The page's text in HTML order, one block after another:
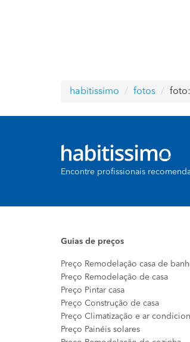
habitissimo fotos
Encontre profissionais
Guias de preços
Preço Remodelação casa de
Preço Remodelação de casa
Preço Pintar casa
Preço Construção de casa
Preço Climatização e ar
Preço Painéis solares